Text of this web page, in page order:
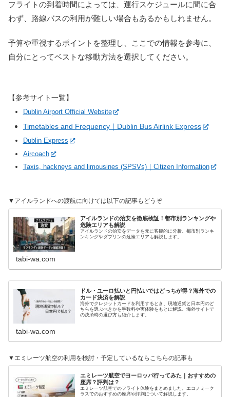
フライトの到着時間によっては、運行スケジュールに間に合
わず、路線バスの利用が難しい場合もあるかもしれません。
予算や重視するポイントを整理し、ここでの情報を参考に、
自分にとってベストな移動方法を選択してください。
【参考サイト一覧】
Dublin Airport Official Website
Timetables and Frequency｜Dublin Bus Airlink Express
Dublin Express
Aircoach
Taxis, hackneys and limousines (SPSVs)｜Citizen Information
▼アイルランドへの渡航に向けては以下の記事もどうぞ
アイルランドの治安を徹底検証！都市別ランキングや
危険エリアも解説
アイルランドの治安をデータを元に客観的に分析。都市別ランキ
ンキングやダブリンの危険エリアも解説します。
tabi-wa.com
ドル・ユーロ払いと円払いではどっちが得？海外での
カード決済を解説
海外でクレジットカードを利用するとき、現地通貨と日本円のど
ちらを選ぶべきかを手数料や実体験をもとに解説。海外サイトで
の決済時の選び方も紹介します。
tabi-wa.com
▼エミレーツ航空の利用を検討・予定しているならこちらの記事も
エミレーツ航空でヨーロッパ行ってみた｜おすすめの
座席？評判は？
エミレーツ航空でのフライト体験をまとめました。エコノミーク
ラスでのおすすめの座席や評判について解説します。